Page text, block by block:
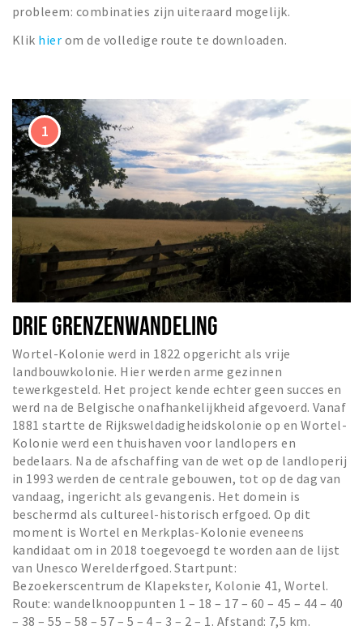
probleem: combinaties zijn uiteraard mogelijk.
Klik hier om de volledige route te downloaden.
DRIE GRENZENWANDELING
Wortel-Kolonie werd in 1822 opgericht als vrije
landbouwkolonie. Hier werden arme gezinnen
tewerkgesteld. Het project kende echter geen succes en
werd na de Belgische onafhankelijkheid afgevoerd. Vanaf
1881 startte de Rijksweldadigheidskolonie op en Wortel-
Kolonie werd een thuishaven voor landlopers en
bedelaars. Na de afschaffing van de wet op de landloperij
in 1993 werden de centrale gebouwen, tot op de dag van
vandaag, ingericht als gevangenis. Het domein is
beschermd als cultureel-historisch erfgoed. Op dit
moment is Wortel en Merkplas-Kolonie eveneens
kandidaat om in 2018 toegevoegd te worden aan de lijst
van Unesco Werelderfgoed. Startpunt:
Bezoekerscentrum de Klapekster, Kolonie 41, Wortel.
Route: wandelknooppunten 1 – 18 – 17 – 60 – 45 – 44 – 40
– 38 – 55 – 58 – 57 – 5 – 4 – 3 – 2 – 1. Afstand: 7,5 km.